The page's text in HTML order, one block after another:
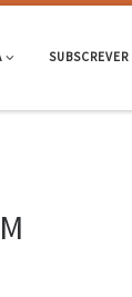
SUBSCREVER